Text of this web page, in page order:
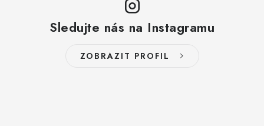
Sledujte nás na Instagramu
ZOBRAZIT PROFIL